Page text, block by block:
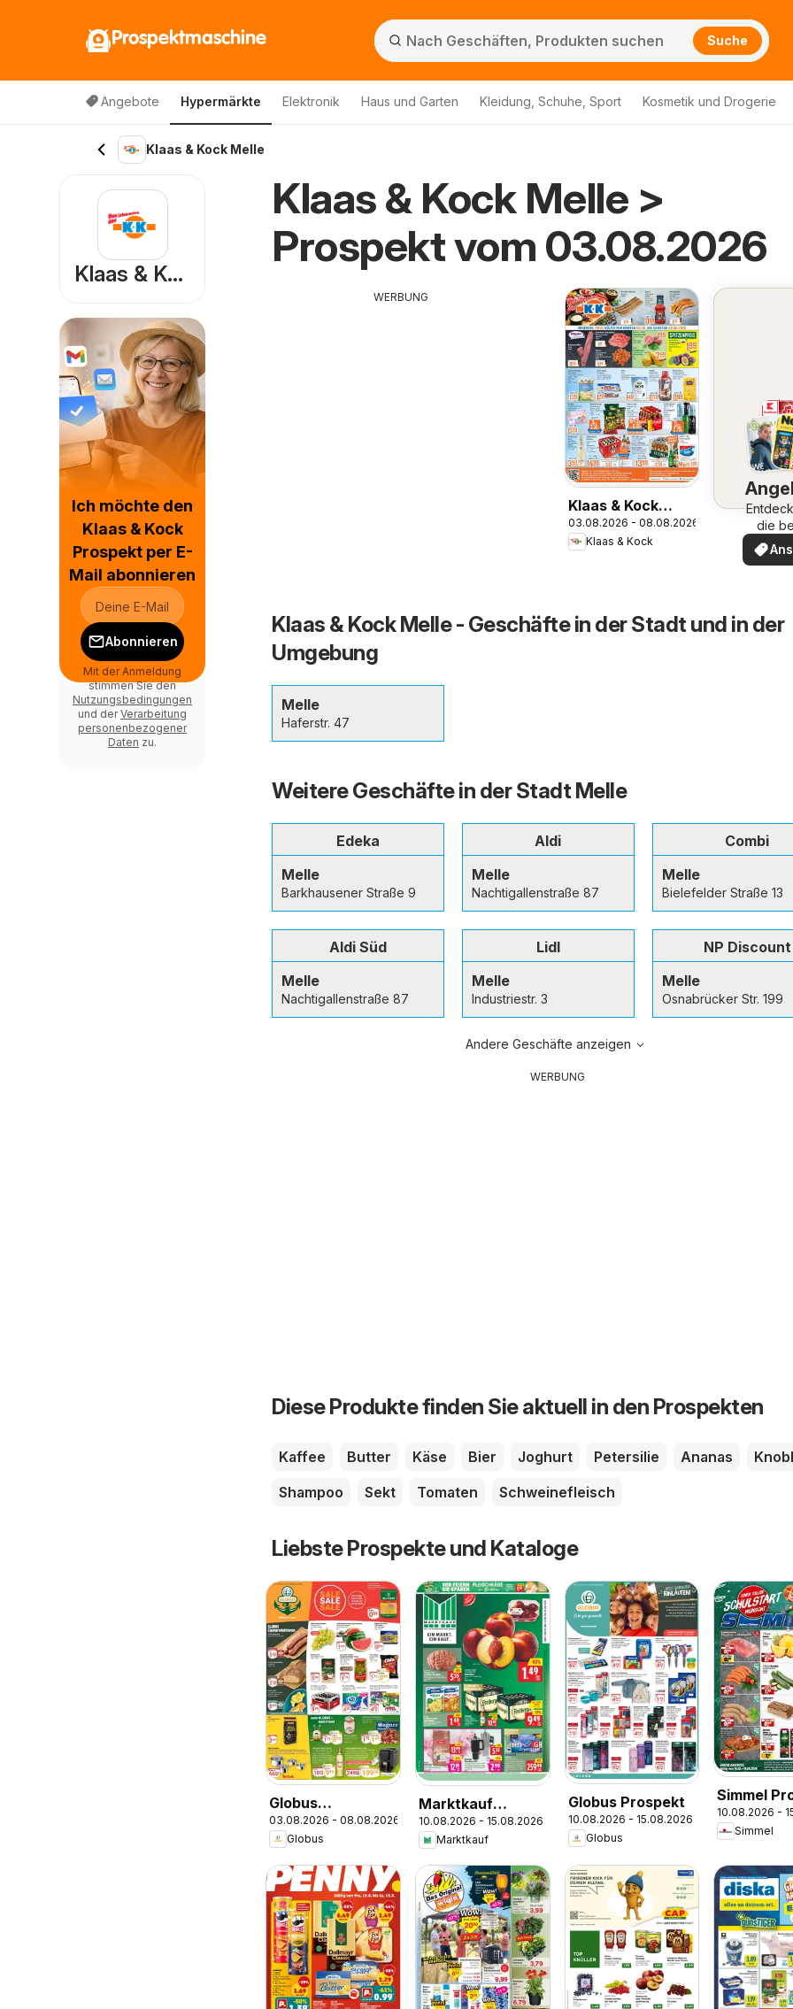
Prospektmaschine Suche
Angebote Hypermärkte Elektronik Haus und Garten Kleidung, Schuhe, Sport Kosmetik und Drogerie
Klaas & Kock Melle
Klaas & Kock Melle >
Prospekt vom 03.08.2026
WERBUNG
Klaas & Kock
Prospekt
03.08.2026 - 08.08.2026
Klaas & Kock
die
Klaas & Kock Melle - Geschäfte in der Stadt und in der
Umgebung
Melle
Haferstr. 47
Weitere Geschäfte in der Stadt Melle
Edeka
Melle
Barkhausener Straße 9
Aldi
Melle
Nachtigallenstraße 87
Combi
Melle
Bielefelder Straße 13
Aldi Süd
Melle
Nachtigallenstraße 87
Lidl
Melle
Industriestr. 3
NP Discount
Melle
Osnabrücker Str. 199
Andere Geschäfte anzeigen
WERBUNG
Diese Produkte finden Sie aktuell in den Prospekten
Kaffee Butter Käse Bier Joghurt Petersilie Ananas
Shampoo
Sekt Tomaten Schweinefleisch
Liebste Prospekte und Kataloge
Globus
Wochenangebote
03.08.2026 - 08.08.2026
Globus
Marktkauf
Prospekt
10.08.2026 - 15.08.2026
Marktkauf
Globus Prospekt
10.08.2026 - 15.08.2026
Globus
Simmel
10.08.2026 -
Simmel
Klaas & Kock
Ich möchte den
Klaas & Kock
Prospekt per E-
Mail abonnieren
Abonnieren
Mit der Anmeldung
stimmen Sie den
Nutzungsbedingungen
und derVerarbeitung
personenbezogener
Daten zu.